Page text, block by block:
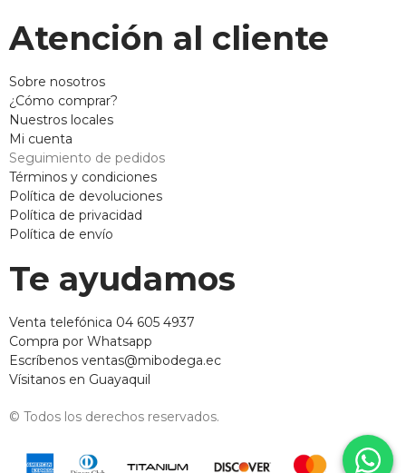
Atención al cliente
Sobre nosotros
¿Cómo comprar?
Nuestros locales
Mi cuenta
Seguimiento de pedidos
Términos y condiciones
Política de devoluciones
Política de privacidad
Política de envío
Te ayudamos
Venta telefónica 04 605 4937
Compra por Whatsapp
Escríbenos ventas@mibodega.ec
Vísitanos en Guayaquil
© Todos los derechos reservados.